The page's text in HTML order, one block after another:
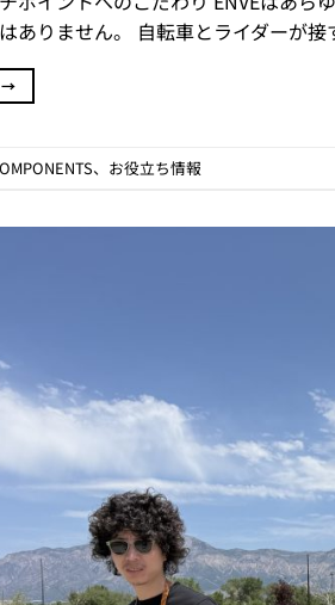
ありません。 自転車とライダーが
→
、 お役立ち情報